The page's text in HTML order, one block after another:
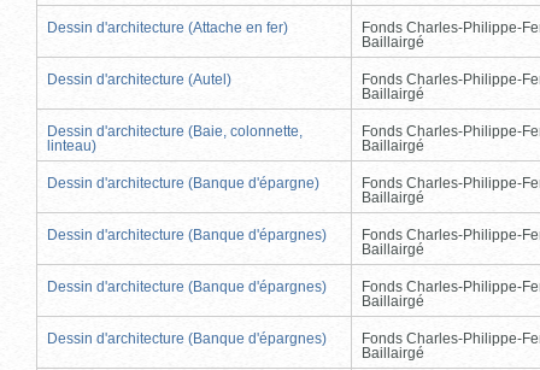
Dessin d'architecture (Attache en fer)
Fonds Charles-Philippe-
Baillairgé
Dessin d'architecture (Autel)
Fonds Charles-Philippe-
Baillairgé
Dessin d'architecture (Baie, colonnette,
linteau)
Fonds Charles-Philippe-
Baillairgé
Dessin d'architecture (Banque d'épargne)
Fonds Charles-Philippe-
Baillairgé
Dessin d'architecture (Banque d'épargnes)
Fonds Charles-Philippe-
Baillairgé
Dessin d'architecture (Banque d'épargnes)
Fonds Charles-Philippe-
Baillairgé
Dessin d'architecture (Banque d'épargnes)
Fonds Charles-Philippe-
Baillairgé